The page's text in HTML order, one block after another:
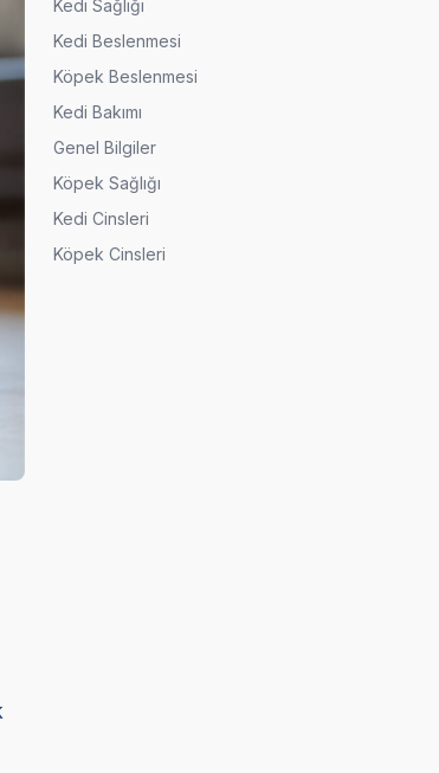
Kedi Sağlığı
Kedi Beslenmesi
Köpek Beslenmesi
Kedi Bakımı
Genel Bilgiler
Köpek Sağlığı
Kedi Cinsleri
Köpek Cinsleri